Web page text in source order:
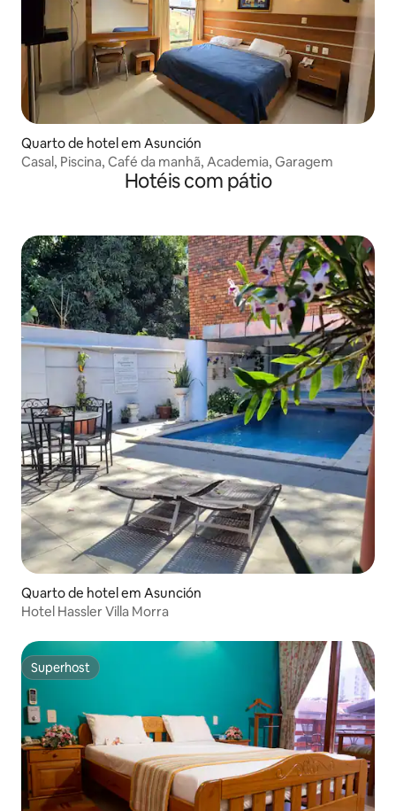
Quarto de hotel em Asunción
Casal, Piscina, Café da manhã, Academia, Garagem
Hotéis com pátio
Quarto de hotel em Asunción
Hotel Hassler Villa Morra
Superhost
Superhost